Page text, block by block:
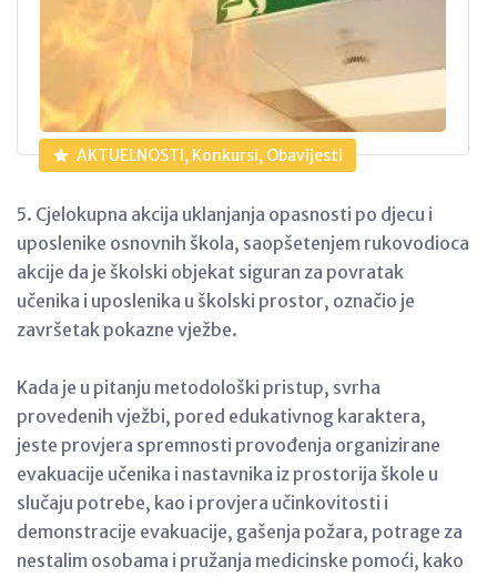
AKTUELNOSTI, Konkursi, Obavijesti
5. Cjelokupna akcija uklanjanja opasnosti po djecu i
uposlenike osnovnih škola, saopšetenjem rukovodioca
akcije da je školski objekat siguran za povratak
učenika i uposlenika u školski prostor, označio je
završetak pokazne vježbe.
Kada je u pitanju metodološki pristup, svrha
provedenih vježbi, pored edukativnog karaktera,
jeste provjera spremnosti provođenja organizirane
evakuacije učenika i nastavnika iz prostorija škole u
slučaju potrebe, kao i provjera učinkovitosti i
demonstracije evakuacije, gašenja požara, potrage za
nestalim osobama i pružanja medicinske pomoći, kako